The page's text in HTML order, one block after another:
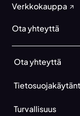
Verkkokauppa
Ota yhteyttä
Ota yhteyttä
Turvallisuus